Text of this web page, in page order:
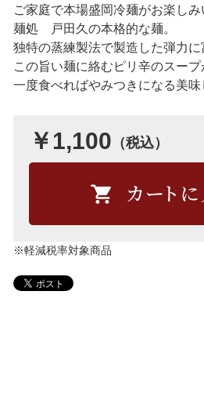
ご家庭で本場盛岡冷麺がお楽しみ
麺処 戸田久の本格的な麺。
独特の蒸練製法で製造した弾力
この旨い麺に絡むピリ辛のスープ
一度食べればやみつきになる美味
￥1,100 （税込）
※軽減税率対象商品